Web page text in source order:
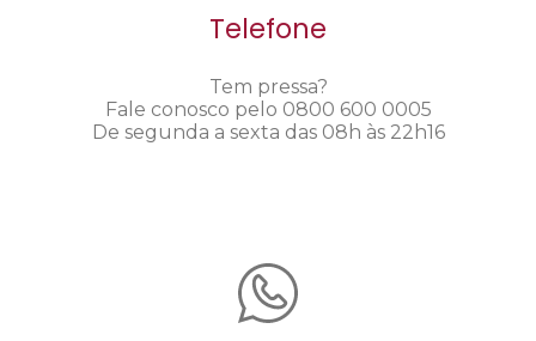
Telefone
Tem pressa?
Fale conosco pelo 0800 600 0005
De segunda a sexta das 08h às 22h16